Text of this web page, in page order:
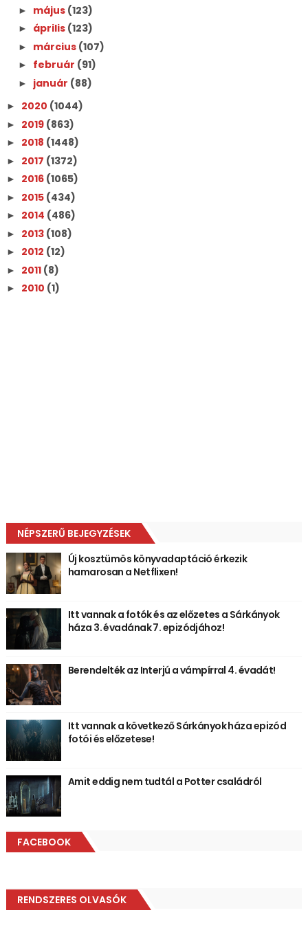
► május (123)
► április (123)
► március (107)
► február (91)
► január (88)
► 2020 (1044)
► 2019 (863)
► 2018 (1448)
► 2017 (1372)
► 2016 (1065)
► 2015 (434)
► 2014 (486)
► 2013 (108)
► 2012 (12)
► 2011 (8)
► 2010 (1)
NÉPSZERŰ BEJEGYZÉSEK
Új kosztümös könyvadaptáció érkezik
hamarosan a Netflixen!
Itt vannak a fotók és az előzetes a Sárkányok
háza 3. évadának 7. epizódjához!
Berendelték az Interjú a vámpírral 4. évadát!
Itt vannak a következő Sárkányok háza epizód
fotói és előzetese!
Amit eddig nem tudtál a Potter családról
FACEBOOK
RENDSZERES OLVASÓK